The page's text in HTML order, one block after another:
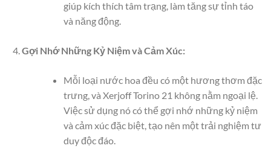
giúp kích thích tâm trạng, làm tăng sự tỉnh táo
và năng động.
Gợi Nhớ Những Kỷ Niệm và Cảm Xúc:
Mỗi loại nước hoa đều có một hương thơm đặc
trưng, và Xerjoff Torino 21 không nằm ngoại lệ.
Việc sử dụng nó có thể gợi nhớ những kỷ niệm
và cảm xúc đặc biệt, tạo nên một trải nghiệm tư
duy độc đáo.